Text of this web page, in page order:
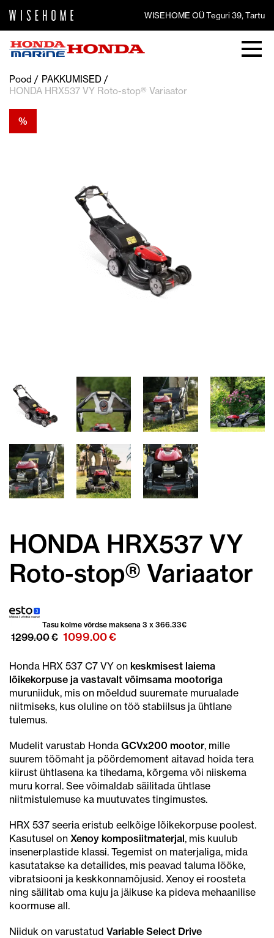
WISEHOME OÜ Teguri 39, Tartu
Pood
PAKKUMISED
HONDA HRX537 VY Roto-stop® Variaator
%
HONDA HRX537 VY
Roto-stop® Variaator
Tasu kolme võrdse maksena 3 x 366.33€
1299.00€ Algne
oli:
1299.00€.
1099.00€
on:
1099.00€.
Honda HRX 537 C7 VY on keskmisest laiema
lõikekorpuse ja vastavalt võimsama mootoriga
muruniiduk, mis on mõeldud suuremate murualade
niitmiseks, kus oluline on töö stabiilsus ja ühtlane
tulemus.
Mudelit varustab Honda GCVx200 mootor, mille
suurem töömaht ja pöördemoment aitavad hoida tera
kiirust ühtlasena ka tihedama, kõrgema või niiskema
muru korral. See võimaldab säilitada ühtlase
niitmistulemuse ka muutuvates tingimustes.
HRX 537 seeria eristub eelkõige lõikekorpuse poolest.
Kasutusel on Xenoy komposiitmaterjal, mis kuulub
insenerplastide klassi. Tegemist on materjaliga, mida
kasutatakse ka detailides, mis peavad taluma lööke,
vibratsiooni ja keskkonnamõjusid. Xenoy ei roosteta
ning säilitab oma kuju ja jäikuse ka pideva mehaanilise
koormuse all.
Niiduk on varustatud Variable Select Drive